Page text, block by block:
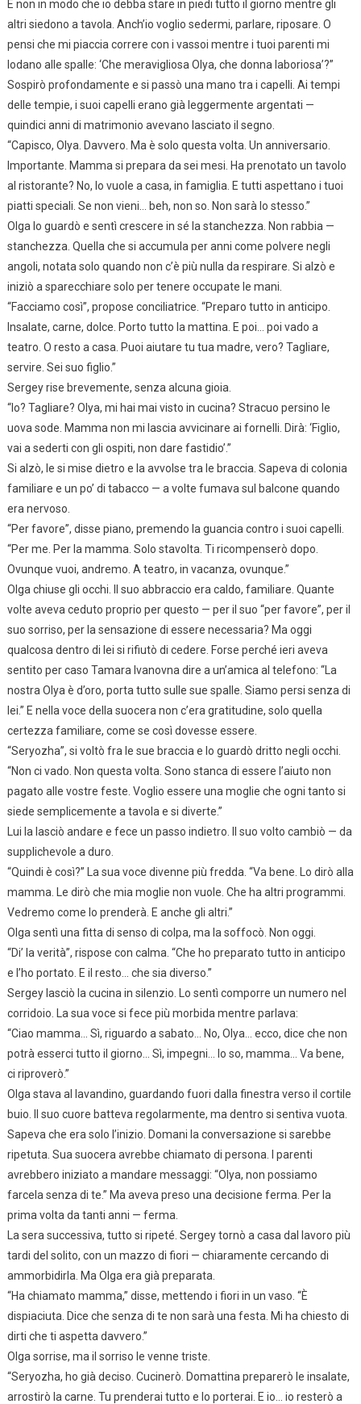
E non in modo che io debba stare in piedi tutto il giorno mentre gli
altri siedono a tavola. Anch’io voglio sedermi, parlare, riposare. O
pensi che mi piaccia correre con i vassoi mentre i tuoi parenti mi
lodano alle spalle: ‘Che meravigliosa Olya, che donna laboriosa’?”
Sospirò profondamente e si passò una mano tra i capelli. Ai tempi
delle tempie, i suoi capelli erano già leggermente argentati —
quindici anni di matrimonio avevano lasciato il segno.
“Capisco, Olya. Davvero. Ma è solo questa volta. Un anniversario.
Importante. Mamma si prepara da sei mesi. Ha prenotato un tavolo
al ristorante? No, lo vuole a casa, in famiglia. E tutti aspettano i tuoi
piatti speciali. Se non vieni… beh, non so. Non sarà lo stesso.”
Olga lo guardò e sentì crescere in sé la stanchezza. Non rabbia —
stanchezza. Quella che si accumula per anni come polvere negli
angoli, notata solo quando non c’è più nulla da respirare. Si alzò e
iniziò a sparecchiare solo per tenere occupate le mani.
“Facciamo così”, propose conciliatrice. “Preparo tutto in anticipo.
Insalate, carne, dolce. Porto tutto la mattina. E poi… poi vado a
teatro. O resto a casa. Puoi aiutare tu tua madre, vero? Tagliare,
servire. Sei suo figlio.”
Sergey rise brevemente, senza alcuna gioia.
“Io? Tagliare? Olya, mi hai mai visto in cucina? Stracuo persino le
uova sode. Mamma non mi lascia avvicinare ai fornelli. Dirà: ‘Figlio,
vai a sederti con gli ospiti, non dare fastidio’.”
Si alzò, le si mise dietro e la avvolse tra le braccia. Sapeva di colonia
familiare e un po’ di tabacco — a volte fumava sul balcone quando
era nervoso.
“Per favore”, disse piano, premendo la guancia contro i suoi capelli.
“Per me. Per la mamma. Solo stavolta. Ti ricompenserò dopo.
Ovunque vuoi, andremo. A teatro, in vacanza, ovunque.”
Olga chiuse gli occhi. Il suo abbraccio era caldo, familiare. Quante
volte aveva ceduto proprio per questo — per il suo “per favore”, per il
suo sorriso, per la sensazione di essere necessaria? Ma oggi
qualcosa dentro di lei si rifiutò di cedere. Forse perché ieri aveva
sentito per caso Tamara Ivanovna dire a un’amica al telefono: “La
nostra Olya è d’oro, porta tutto sulle sue spalle. Siamo persi senza di
lei.” E nella voce della suocera non c’era gratitudine, solo quella
certezza familiare, come se così dovesse essere.
“Seryozha”, si voltò fra le sue braccia e lo guardò dritto negli occhi.
“Non ci vado. Non questa volta. Sono stanca di essere l’aiuto non
pagato alle vostre feste. Voglio essere una moglie che ogni tanto si
siede semplicemente a tavola e si diverte.”
Lui la lasciò andare e fece un passo indietro. Il suo volto cambiò — da
supplichevole a duro.
“Quindi è così?” La sua voce divenne più fredda. “Va bene. Lo dirò alla
mamma. Le dirò che mia moglie non vuole. Che ha altri programmi.
Vedremo come lo prenderà. E anche gli altri.”
Olga sentì una fitta di senso di colpa, ma la soffocò. Non oggi.
“Di’ la verità”, rispose con calma. “Che ho preparato tutto in anticipo
e l’ho portato. E il resto… che sia diverso.”
Sergey lasciò la cucina in silenzio. Lo sentì comporre un numero nel
corridoio. La sua voce si fece più morbida mentre parlava:
“Ciao mamma… Sì, riguardo a sabato… No, Olya… ecco, dice che non
potrà esserci tutto il giorno… Sì, impegni… lo so, mamma… Va bene,
ci riproverò.”
Olga stava al lavandino, guardando fuori dalla finestra verso il cortile
buio. Il suo cuore batteva regolarmente, ma dentro si sentiva vuota.
Sapeva che era solo l’inizio. Domani la conversazione si sarebbe
ripetuta. Sua suocera avrebbe chiamato di persona. I parenti
avrebbero iniziato a mandare messaggi: “Olya, non possiamo
farcela senza di te.” Ma aveva preso una decisione ferma. Per la
prima volta da tanti anni — ferma.
La sera successiva, tutto si ripeté. Sergey tornò a casa dal lavoro più
tardi del solito, con un mazzo di fiori — chiaramente cercando di
ammorbidirla. Ma Olga era già preparata.
“Ha chiamato mamma,” disse, mettendo i fiori in un vaso. “È
dispiaciuta. Dice che senza di te non sarà una festa. Mi ha chiesto di
dirti che ti aspetta davvero.”
Olga sorrise, ma il sorriso le venne triste.
“Seryozha, ho già deciso. Cucinerò. Domattina preparerò le insalate,
arrostirò la carne. Tu prenderai tutto e lo porterai. E io… io resterò a